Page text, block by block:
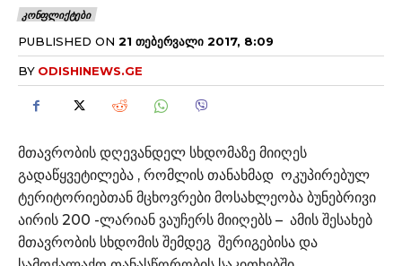
ᲙᲝᲜᲤᲚᲘᲥᲢᲔᲑᲘ
PUBLISHED ON 21 ᲗᲔᲑᲔᲠᲕᲐᲚᲘ 2017, 8:09
BY ODISHINEWS.GE
მთავრობის დღევანდელ სხდომაზე მიიღეს
გადაწყვეტილება , რომლის თანახმად ოკუპირებულ
ტერიტორიებთან მცხოვრები მოსახლეობა ბუნებრივი
აირის 200 -ლარიან ვაუჩერს მიიღებს – ამის შესახებ
მთავრობის სხდომის შემდეგ შერიგებისა და